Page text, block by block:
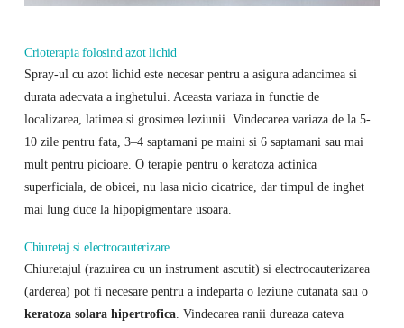
Crioterapia folosind azot lichid
Spray-ul cu azot lichid este necesar pentru a asigura adancimea si
durata adecvata a inghetului. Aceasta variaza in functie de
localizarea, latimea si grosimea leziunii. Vindecarea variaza de la 5-
10 zile pentru fata, 3–4 saptamani pe maini si 6 saptamani sau mai
mult pentru picioare. O terapie pentru o keratoza actinica
superficiala, de obicei, nu lasa nicio cicatrice, dar timpul de inghet
mai lung duce la hipopigmentare usoara.
Chiuretaj si electrocauterizare
Chiuretajul (razuirea cu un instrument ascutit) si electrocauterizarea
(arderea) pot fi necesare pentru a indeparta o leziune cutanata sau o
keratoza solara hipertrofica. Vindecarea ranii dureaza cateva